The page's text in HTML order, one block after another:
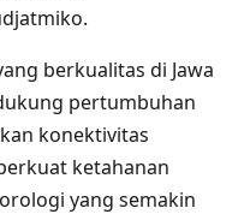
berkualitas di Jawa
pertumbuhan
konektivitas
ketahanan
yang semakin